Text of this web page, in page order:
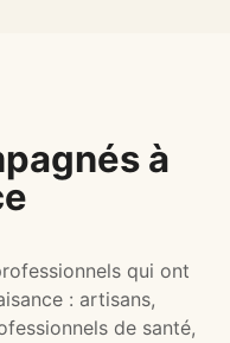
à
qui ont
: artisans,
de santé,